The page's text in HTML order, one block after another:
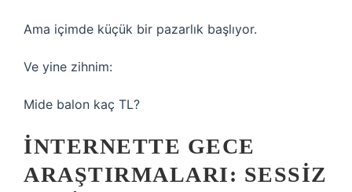
Ama içimde küçük bir pazarlık başlıyor.
Ve yine zihnim:
Mide balon kaç TL?
İNTERNETTE GECE
ARAŞTIRMALARI: SESSIZ